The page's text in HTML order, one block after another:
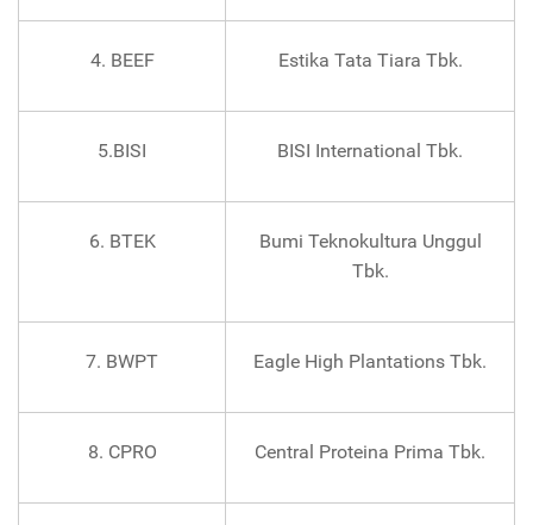
4. BEEF Estika Tata Tiara Tbk.
5.BISI BISI International Tbk.
6. BTEK
Bumi Teknokultura Unggul
Tbk.
7. BWPT Eagle High Plantations Tbk.
8. CPRO Central Proteina Prima Tbk.